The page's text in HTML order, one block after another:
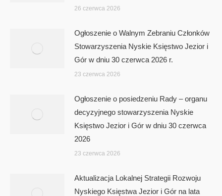
26 czerwca 2026
Ogłoszenie o Walnym Zebraniu Członków
Stowarzyszenia Nyskie Księstwo Jezior i
Gór w dniu 30 czerwca 2026 r.
23 czerwca 2026
Ogłoszenie o posiedzeniu Rady – organu
decyzyjnego stowarzyszenia Nyskie
Księstwo Jezior i Gór w dniu 30 czerwca
2026
23 czerwca 2026
Aktualizacja Lokalnej Strategii Rozwoju
Nyskiego Księstwa Jezior i Gór na lata